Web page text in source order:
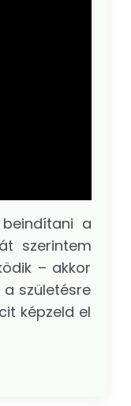
a
szerintem
– akkor
születésre
képzeld el